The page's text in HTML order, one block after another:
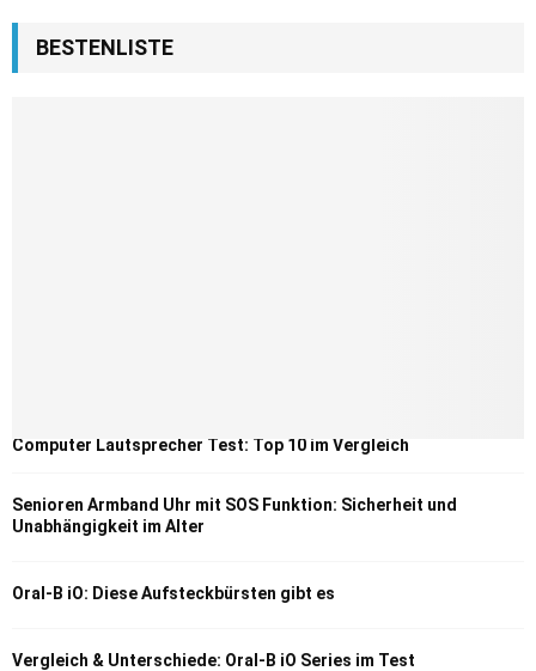
BESTENLISTE
Computer Lautsprecher Test: Top 10 im Vergleich
Senioren Armband Uhr mit SOS Funktion: Sicherheit und
Unabhängigkeit im Alter
Oral-B iO: Diese Aufsteckbürsten gibt es
Vergleich & Unterschiede: Oral-B iO Series im Test